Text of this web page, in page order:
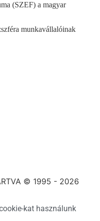
(SZEF) a magyar
munkavállalóinak
© 1995 - 2026
kat használunk